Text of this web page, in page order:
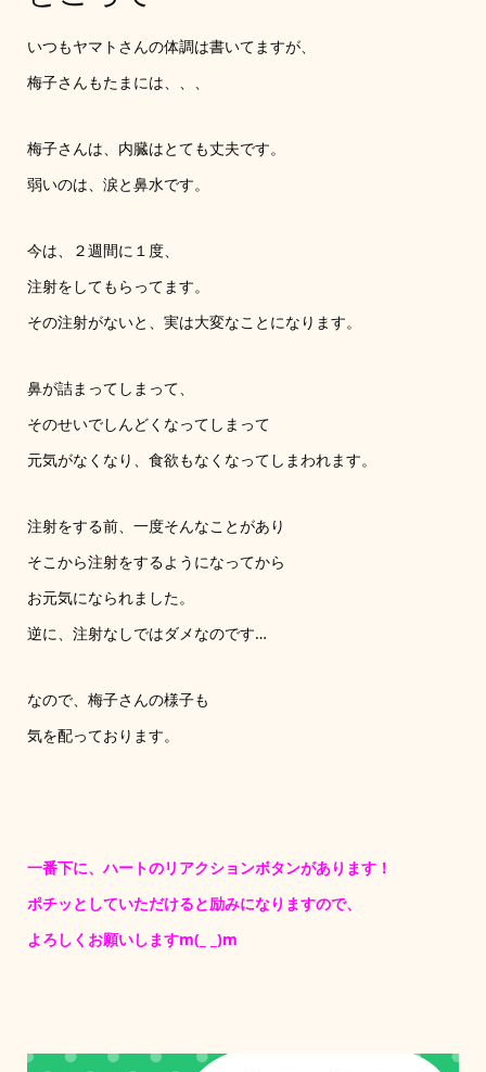
いつもヤマトさんの体調は書いてますが、
梅子さんもたまには、、、
梅子さんは、内臓はとても丈夫です。
弱いのは、涙と鼻水です。
今は、２週間に１度、
注射をしてもらってます。
その注射がないと、実は大変なことになります。
鼻が詰まってしまって、
そのせいでしんどくなってしまって
元気がなくなり、食欲もなくなってしまわれます。
注射をする前、一度そんなことがあり
そこから注射をするようになってから
お元気になられました。
逆に、注射なしではダメなのです…
なので、梅子さんの様子も
気を配っております。
一番下に、ハートのリアクションボタンがあります！
ポチッとしていただけると励みになりますので、
よろしくお願いしますm(_ _)m